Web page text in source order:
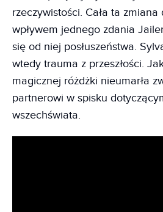
rzeczywistości. Cała ta zmiana
wpływem jednego zdania
się od niej posłuszeństwa.
wtedy trauma z przeszłości.
magicznej różdżki nieumarła
partnerowi w spisku
wszechświata.